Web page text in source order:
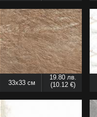
33x33 см
19.80 лв.
(10.12 €)